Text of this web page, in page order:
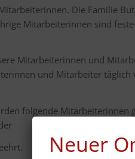
Die Familie
Mitarbeiterinnen sind
Mitarbeiterinnen und
und Mitarbeiter
folgende Mitarbeiterinnen
Neuer